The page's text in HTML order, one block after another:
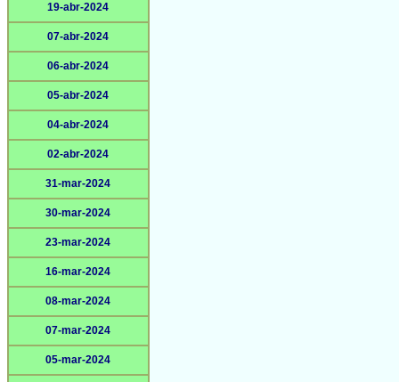
19-abr-2024
07-abr-2024
06-abr-2024
05-abr-2024
04-abr-2024
02-abr-2024
31-mar-2024
30-mar-2024
23-mar-2024
16-mar-2024
08-mar-2024
07-mar-2024
05-mar-2024